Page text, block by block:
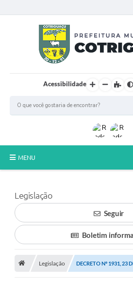
Acessibilidade
MENU
Poder Legislativo
A Prefeitura
Município
Legislação
Seguir
Boletim
Legislação DECRETO Nº 1931, 23